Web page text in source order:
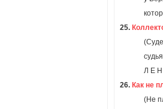
25.
Л Е Н
26. Как не
(Не